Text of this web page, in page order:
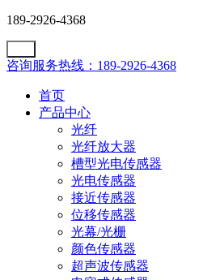
189-2926-4368
咨询服务热线：189-2926-4368
首页
产品中心
光纤
光纤放大器
槽型光电传感器
光电传感器
接近传感器
位移传感器
光幕/光栅
颜色传感器
超声波传感器